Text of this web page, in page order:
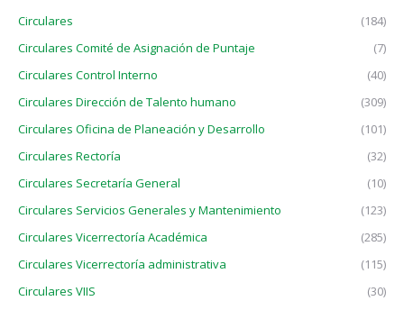
Circulares
(184)
Circulares Comité de Asignación de Puntaje
(7)
Circulares Control Interno
(40)
Circulares Dirección de Talento humano
(309)
Circulares Oficina de Planeación y Desarrollo
(101)
Circulares Rectoría
(32)
Circulares Secretaría General
(10)
Circulares Servicios Generales y Mantenimiento
(123)
Circulares Vicerrectoría Académica
(285)
Circulares Vicerrectoría administrativa
(115)
Circulares VIIS
(30)